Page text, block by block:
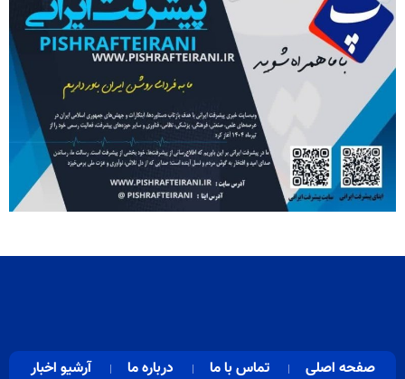
صفحه اصلی تماس با ما درباره ما آرشیو اخبار